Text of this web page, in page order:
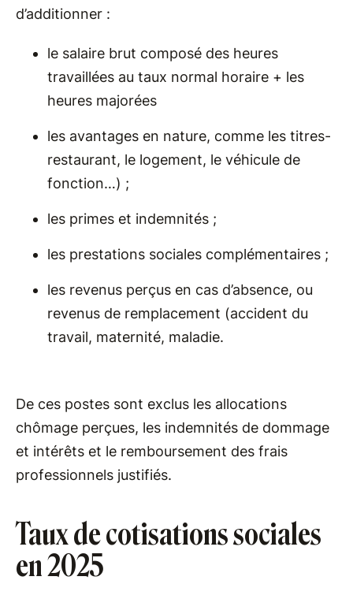
d’additionner :
le salaire brut composé des heures
travaillées au taux normal horaire + les
heures majorées
les avantages en nature, comme les titres-
restaurant, le logement, le véhicule de
fonction…) ;
les primes et indemnités ;
les prestations sociales complémentaires ;
les revenus perçus en cas d’absence, ou
revenus de remplacement (accident du
travail, maternité, maladie.
De ces postes sont exclus les allocations
chômage perçues, les indemnités de dommage
et intérêts et le remboursement des frais
professionnels justifiés.
Taux de cotisations sociales
en 2025